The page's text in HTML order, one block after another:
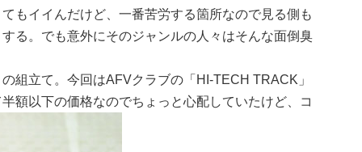
もイイんだけど、一番苦労する箇所なので見る側も
る。でも意外にそのジャンルの人々はそんな面倒臭
組立て。今回はAFVクラブの「HI-TECH TRACK」
額以下の価格なのでちょっと心配していたけど、コ